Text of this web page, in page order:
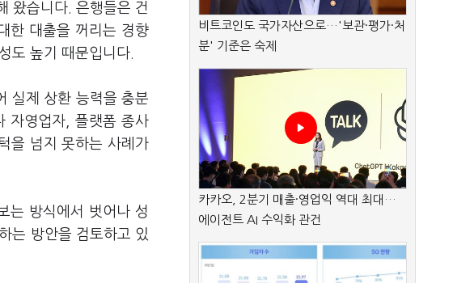
왔습니다. 은행들은 건
한 대출을 꺼리는 경향
도 높기 때문입니다.
실제 상환 능력을 충분
자영업자, 플랫폼 종사
을 넘지 못하는 사례가
는 방식에서 벗어나 성
는 방안을 검토하고 있
비트코인도 국가자산으로…'보관·평가·처
분' 기준은 숙제
카카오, 2분기 매출·영업익 역대 최대…
에이전트 AI 수익화 관건